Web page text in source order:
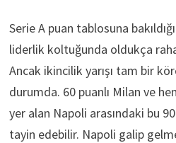
Serie A puan tablosuna
liderlik koltuğunda oldukça
Ancak ikincilik yarışı tam bir
durumda. 60 puanlı Milan ve
yer alan Napoli arasındaki bu
tayin edebilir. Napoli galip